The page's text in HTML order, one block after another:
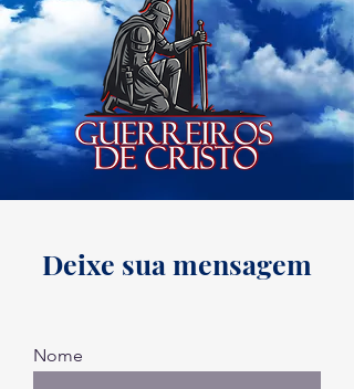
Deixe sua mensagem
Nome